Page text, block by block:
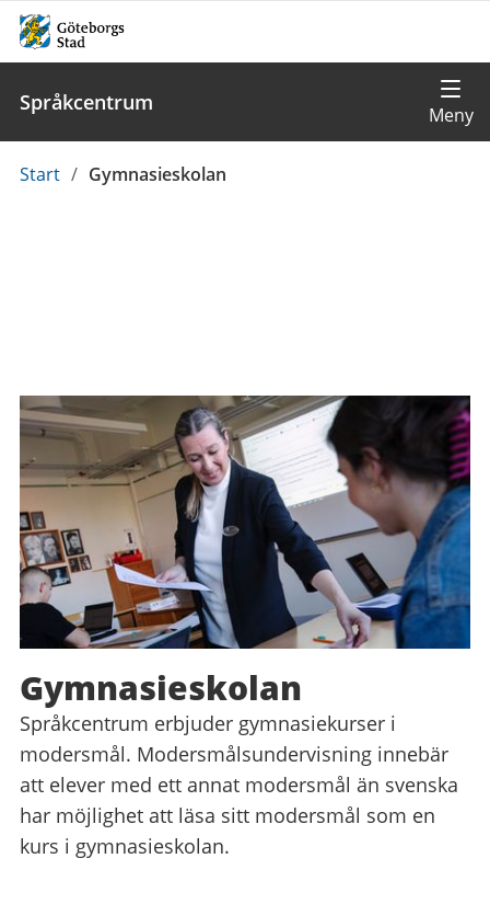
Språkcentrum
Du
Start / Gymnasieskolan
Gymnasieskolan
Språkcentrum erbjuder gymnasiekurser i
modersmål. Modersmålsundervisning innebär
att elever med ett annat modersmål än svenska
har möjlighet att läsa sitt modersmål som en
kurs i gymnasieskolan.